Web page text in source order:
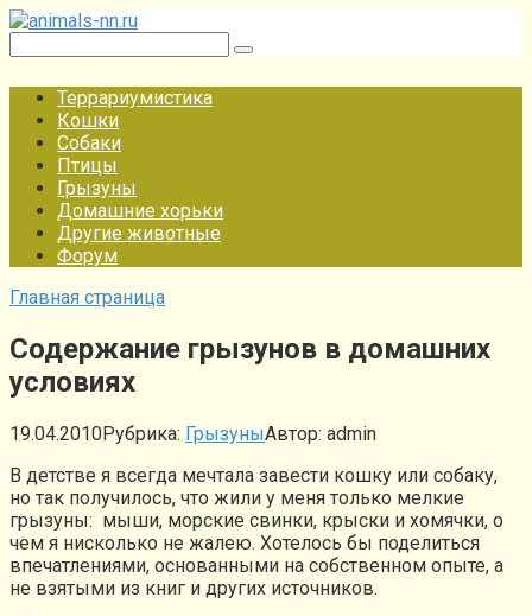
Перейти
контенту
Террариумистика
Кошки
Собаки
Птицы
Грызуны
Домашние хорьки
Другие животные
Форум
Главная страница
Содержание грызунов в домашних
условиях
19.04.2010Рубрика: ГрызуныАвтор: admin
В детстве я всегда мечтала завести кошку или собаку,
но так получилось, что жили у меня только мелкие
грызуны: мыши, морские свинки, крыски и хомячки, о
чем я нисколько не жалею. Хотелось бы поделиться
впечатлениями, основанными на собственном опыте, а
не взятыми из книг и других источников.